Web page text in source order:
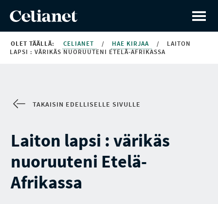
OLET TÄÄLLÄ: CELIANET / HAE KIRJAA /
LAITON
LAPSI : VÄRIKÄS NUORUUTENI ETELÄ-AFRIKASSA
TAKAISIN EDELLISELLE SIVULLE
Laiton lapsi : värikäs
nuoruuteni Etelä-
Afrikassa